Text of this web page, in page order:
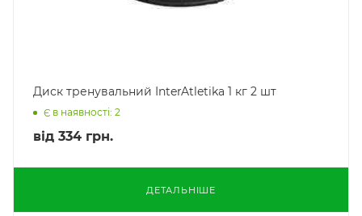
Диск тренувальний InterAtletika 1 кг 2 шт
Є в наявності: 2
від 334 грн.
ДЕТАЛЬНІШЕ